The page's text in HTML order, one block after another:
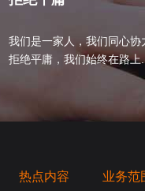
我们是一家人，我们同心协
拒绝平庸，我们始终在路上
热点内容 业务范